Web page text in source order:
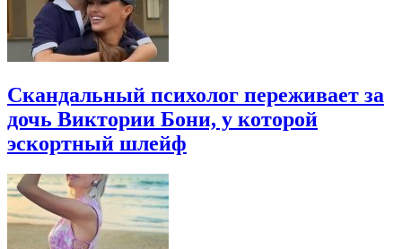
Скандальный психолог переживает за
дочь Виктории Бони, у которой
эскортный шлейф